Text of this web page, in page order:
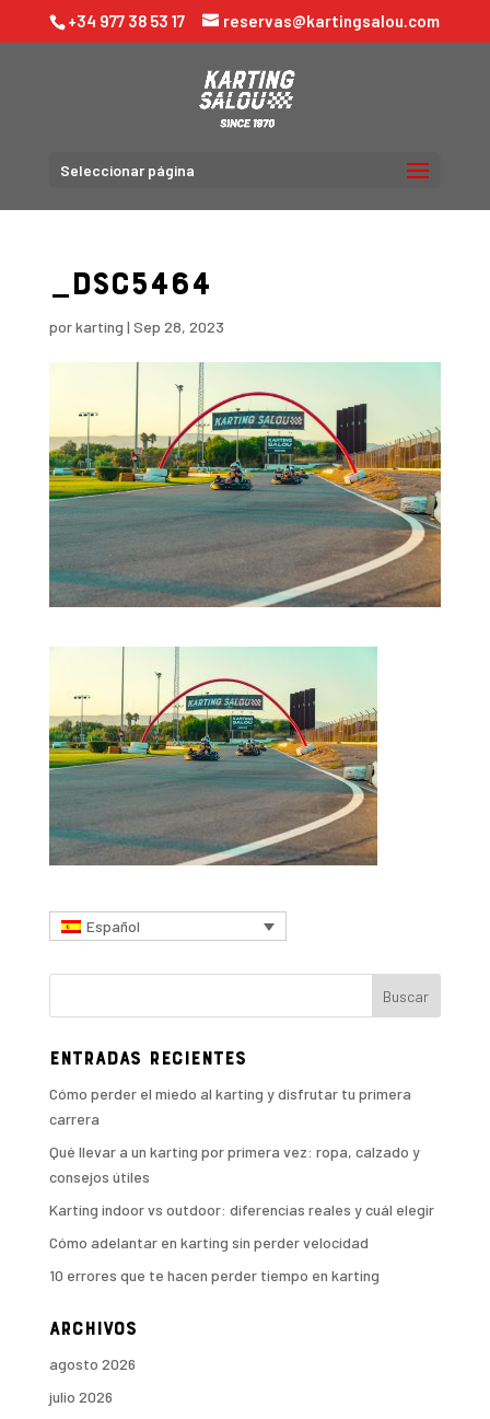
+34 977 38 53 17 reservas@kartingsalou.com
Seleccionar página
_DSC5464
porkarting | Sep 28, 2023
Español
Entradas recientes
Cómo perder el miedo al karting y disfrutar tu primera
carrera
Qué llevar a un karting por primera vez: ropa, calzado y
consejos útiles
Karting indoor vs outdoor: diferencias reales y cuál elegir
Cómo adelantar en karting sin perder velocidad
10 errores que te hacen perder tiempo en karting
Archivos
agosto 2026
julio 2026